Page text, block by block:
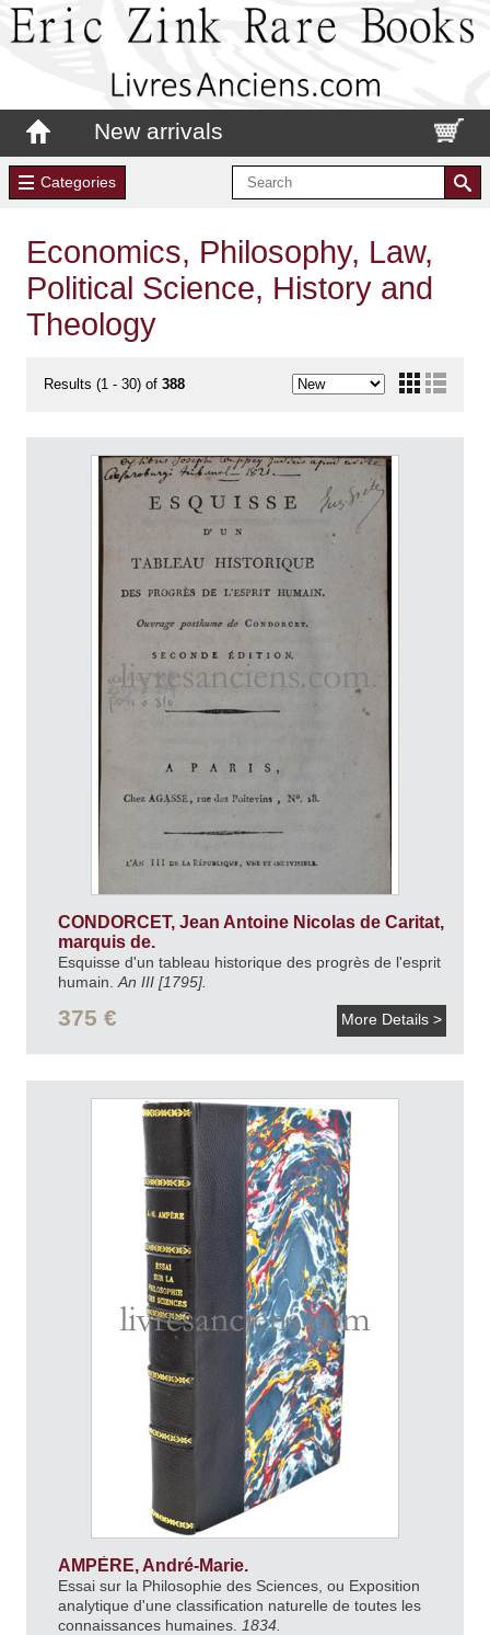
New arrivals
Categories
Economics, Philosophy, Law,
Political Science, History and
Theology
Results (1 - 30) of 388
CONDORCET, Jean Antoine Nicolas de Caritat,
marquis de.
Esquisse d'un tableau historique des progrès de l'esprit
humain. An III [1795].
375 € More Details >
AMPÈRE, André-Marie.
Essai sur la Philosophie des Sciences, ou Exposition
analytique d'une classification naturelle de toutes les
connaissances humaines.
1834.